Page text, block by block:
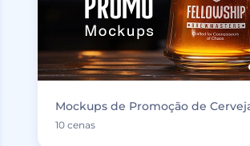
Mockups de Promoção de
10 cenas